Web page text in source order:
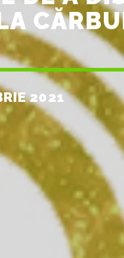
2021